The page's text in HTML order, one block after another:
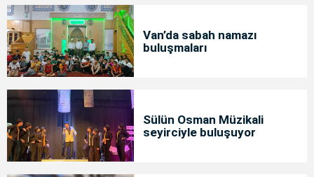
Van’da sabah namazı
buluşmaları
Sülün Osman Müzikali
seyirciyle buluşuyor